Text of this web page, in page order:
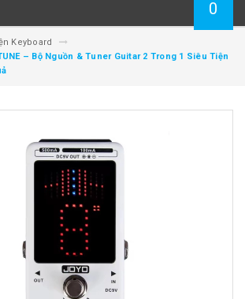
0
Keyboard
– Bộ Nguồn & Tuner Guitar 2 Trong 1 Siêu Tiện